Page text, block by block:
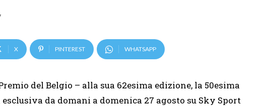
X PINTEREST WHATSAPP
del Belgio – alla sua 62esima edizione, la 50esima
da domani a domenica 27 agosto su Sky Sport